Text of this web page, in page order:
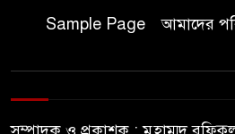
জুলাই
Sample Page আমাদের